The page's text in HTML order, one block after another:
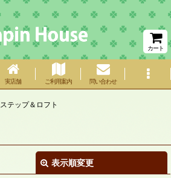
カート
実店舗 ご利用案内 問い合わせ
ステップ＆ロフト
表示順変更